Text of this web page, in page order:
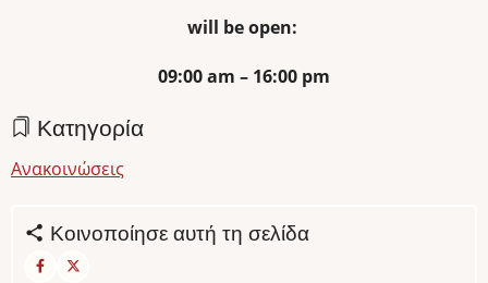
will be open:
09:00 am – 16:00 pm
Κατηγορία
Ανακοινώσεις
Κοινοποίησε αυτή τη σελίδα